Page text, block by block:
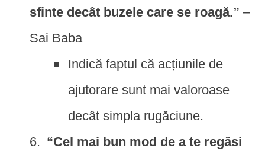
sfinte decât buzele care se roagă.” –
Sai Baba
Indică faptul că acțiunile de
ajutorare sunt mai valoroase
decât simpla rugăciune.
“Cel mai bun mod de a te regăsi